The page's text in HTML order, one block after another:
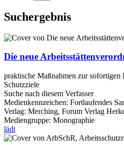
Suchergebnis
Die neue
praktische Maßnahmen zur sofortigen
Schutzziele
Suche nach diesem Verfasser
Medienkennzeichen: Fortlaufendes
Verlag: Merching, Forum Verlag
Mediengruppe: Monographie
lädt